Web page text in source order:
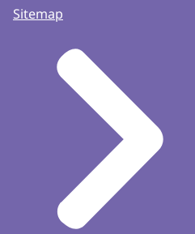
Sitemap